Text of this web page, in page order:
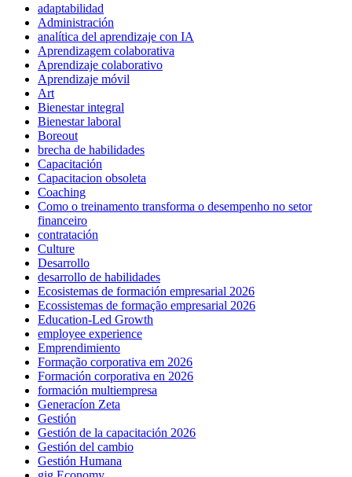
adaptabilidad
Administración
analítica del aprendizaje con IA
Aprendizagem colaborativa
Aprendizaje colaborativo
Aprendizaje móvil
Art
Bienestar integral
Bienestar laboral
Boreout
brecha de habilidades
Capacitación
Capacitacion obsoleta
Coaching
Como o treinamento transforma o desempenho no setor
financeiro
contratación
Culture
Desarrollo
desarrollo de habilidades
Ecosistemas de formación empresarial 2026
Ecossistemas de formação empresarial 2026
Education-Led Growth
employee experience
Emprendimiento
Formação corporativa em 2026
Formación corporativa en 2026
formación multiempresa
Generacíon Zeta
Gestión
Gestión de la capacitación 2026
Gestión del cambio
Gestión Humana